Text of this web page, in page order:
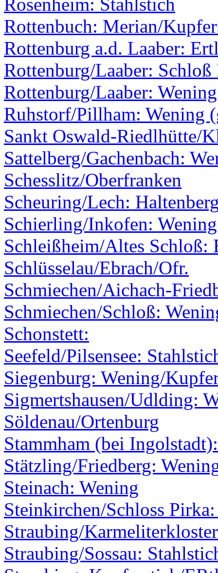
Rosenheim: Stahlstich
Rottenbuch: Merian/
Rottenburg a.d. Laaber:
Rottenburg/Laaber:
Rottenburg/Laaber: Wening
Ruhstorf/Pillham: Wening
Sankt Oswald-Riedlhütte/
Sattelberg/Gachenbach:
Schesslitz/Oberfranken
Scheuring/Lech:
Schierling/Inkofen: Wening
Schleißheim/Altes Schloß:
Schlüsselau/Ebrach/Ofr.
Schmiechen/Aichach-
Schmiechen/Schloß:
Schonstett:
Seefeld/Pilsensee:
Siegenburg: Wening/
Sigmertshausen/Udlding:
Söldenau/Ortenburg
Stammham (bei
Stätzling/Friedberg:
Steinach: Wening
Steinkirchen/Schloss
Straubing/
Straubing/Sossau: